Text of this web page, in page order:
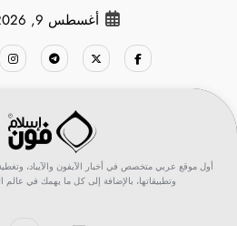
أغسطس 9, 2026
أول موقع عربي متخصص في أخبار الآيفون والآيباد،
وتطبيقاتها، بالإضافة إلى كل ما يهمك في عالم